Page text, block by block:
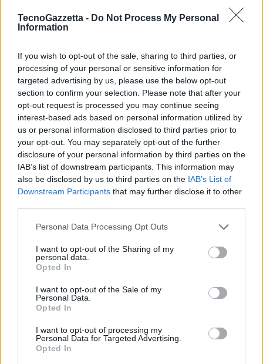
TecnoGazzetta - Do Not Process My Personal
Information
If you wish to opt-out of the sale, sharing to third parties, or
processing of your personal or sensitive information for
targeted advertising by us, please use the below opt-out
section to confirm your selection. Please note that after your
opt-out request is processed you may continue seeing
interest-based ads based on personal information utilized by
us or personal information disclosed to third parties prior to
your opt-out. You may separately opt-out of the further
disclosure of your personal information by third parties on the
IAB’s list of downstream participants. This information may
also be disclosed by us to third parties on the IAB’s List of
Downstream Participants that may further disclose it to other
Personal Data Processing Opt Outs
I want to opt-out of the Sharing of my
personal data.
Opted In
I want to opt-out of the Sale of my
Personal Data.
Opted In
I want to opt-out of processing my
Personal Data for Targeted Advertising.
Opted In
sia in Italia o negli Stati Uniti.”
spiega Walter Ferrara, Chief Information Security Officer di Cuebiq.
Risultati e vantaggiGrazie al supporto e all’implementazione del
Partner Joy System, Cuebiq ha riscontrato un supporto continuo
durante tutta la fase di testing e di implementazione: “Avendo ben
chiaro il potenziale di Cuebiq ed il possibile scenario di crescita che
poi si è puntualmente verificato, abbiamo disegnato la prima
infrastruttura in maniera che potesse essere replicata e scalata per
tutti gli uffici del cliente in maniera lineare e non impattante
sull’operatività delle sedi italiane ed estere. Oltre alle infrastrutture
fisiche degli uffici, con l’aiuto del Forticlient gestito con l’EMS,
abbiamo ottenuto un controllo capillare di tutti i pc portatili avendo
stabilità e l’availability dei servizi
sono vitali.
Risulta inoltre
chiaramente fondamentale minimizzare i tempi d’intervento di
eventuale manutenzione e riparazione.
“Potersi appoggiare su un
unico vendor come Fortinet ci permette di avere una visibilità
realmente coordinata e di non doverci preoccupare di integrazioni o